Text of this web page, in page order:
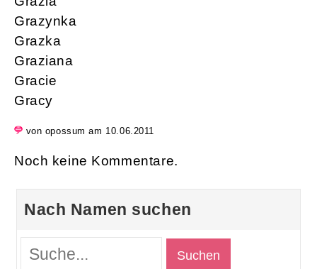
Grazynka
Grazka
Graziana
Gracie
Gracy
von opossum am 10.06.2011
Noch keine Kommentare.
Nach Namen suchen